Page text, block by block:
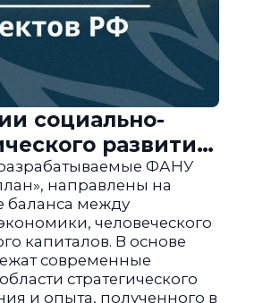
социально-
развития
РФ
ФАНУ
направлены на
баланса между
человеческого
капиталов. В основе
современные
стратегического
и опыта, полученного в